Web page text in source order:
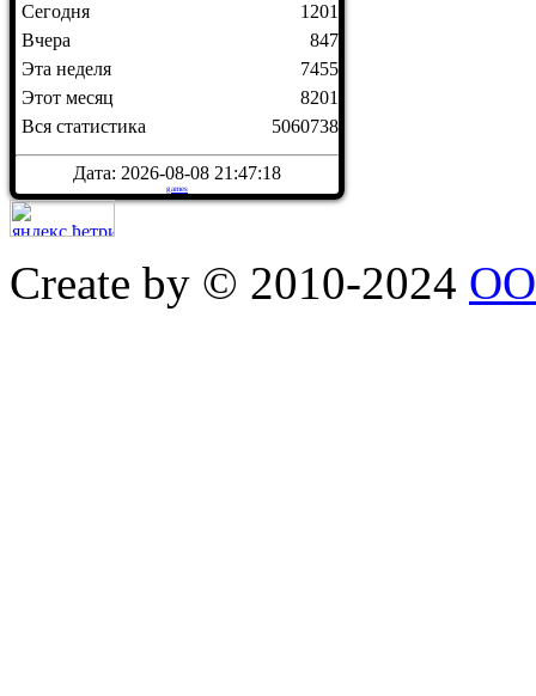
Сегодня
Вчера
Эта неделя
Этот месяц
Вся статистика
1201
847
7455
8201
5060738
Дата: 2026-08-08 21:47:18
games
Create by © 2010-2024